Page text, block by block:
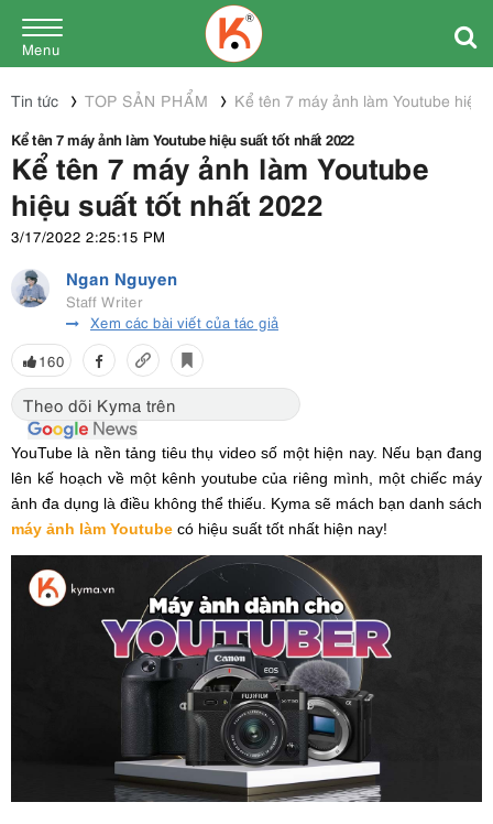
Menu
Tin tức TOP SẢN PHẨM
Kể tên 7 máy ảnh làm Youtube hiệu
Kể tên 7 máy ảnh làm Youtube hiệu suất tốt nhất 2022
Kể tên 7 máy ảnh làm Youtube
hiệu suất tốt nhất 2022
3/17/2022 2:25:15 PM
Ngan Nguyen
Staff Writer
Xem các bài viết của tác giả
160
Theo dõi Kyma trên
YouTube là nền tảng tiêu thụ video số một hiện nay. Nếu bạn đang
lên kế hoạch về một kênh youtube của riêng mình, một chiếc máy
ảnh đa dụng là điều không thể thiếu. Kyma sẽ mách bạn danh sách
máy ảnh làm Youtube có hiệu suất tốt nhất hiện nay!